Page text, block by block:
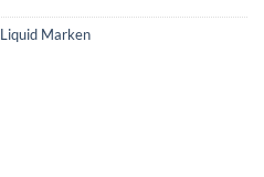
Liquid Marken